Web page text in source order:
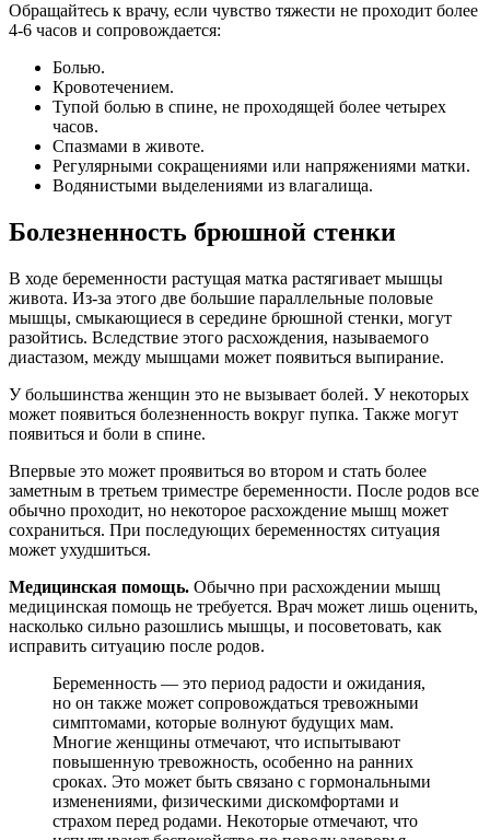
Обращайтесь к врачу, если чувство тяжести не проходит более
4-6 часов и сопровождается:
Болью.
Кровотечением.
Тупой болью в спине, не проходящей более четырех
часов.
Спазмами в животе.
Регулярными сокращениями или напряжениями матки.
Водянистыми выделениями из влагалища.
Болезненность брюшной стенки
В ходе беременности растущая матка растягивает мышцы
живота. Из-за этого две большие параллельные половые
мышцы, смыкающиеся в середине брюшной стенки, могут
разойтись. Вследствие этого расхождения, называемого
диастазом, между мышцами может появиться выпирание.
У большинства женщин это не вызывает болей. У некоторых
может появиться болезненность вокруг пупка. Также могут
появиться и боли в спине.
Впервые это может проявиться во втором и стать более
заметным в третьем триместре беременности. После родов все
обычно проходит, но некоторое расхождение мышц может
сохраниться. При последующих беременностях ситуация
может ухудшиться.
Медицинская помощь. Обычно при расхождении мышц
медицинская помощь не требуется. Врач может лишь оценить,
насколько сильно разошлись мышцы, и посоветовать, как
исправить ситуацию после родов.
Беременность — это период радости и ожидания,
но он также может сопровождаться тревожными
симптомами, которые волнуют будущих мам.
Многие женщины отмечают, что испытывают
повышенную тревожность, особенно на ранних
сроках. Это может быть связано с гормональными
изменениями, физическими дискомфортами и
страхом перед родами. Некоторые отмечают, что